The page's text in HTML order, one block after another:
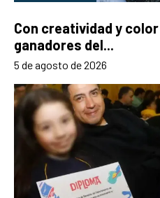
Con creatividad y
ganadores del...
5 de agosto de 2026